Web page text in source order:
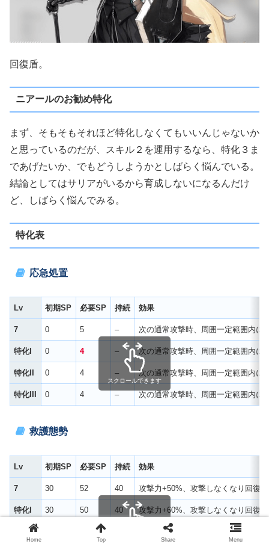
回復盾。
ニアールのお勧め特化
まず、そもそもそれほど特化しなくてもいいんじゃないか
と思っているのだが、スキル２を運用するなら、特化３ま
であげたいか、でもどうしようかとしばらく悩んでいる。
結論としてはサリアがいるから育成しないになるんだけ
ど、しばらく悩んでみる。
特化表
応急処置
Lv 初期SP 必要SP 持続 効果
7 0 5 – 次の通常攻撃時、周囲一定範囲内に
特化I 0 4 – 次の通常攻撃時、周囲一定範囲内に
特化II 0 4 – 次の通常攻撃時、周囲一定範囲内に
特化III 0 4 – 次の通常攻撃時、周囲一定範囲内に
スクロールできます
救護態勢
Lv 初期SP 必要SP 持続 効果
7 30 52 40 攻撃力+50%、攻撃しなくなり回復
特化I 30 50 40 攻撃力+60%、攻撃しなくなり回復
特化II 攻撃力+70%、攻撃しなくなり回復
スクロールできます
Home Top Share Menu